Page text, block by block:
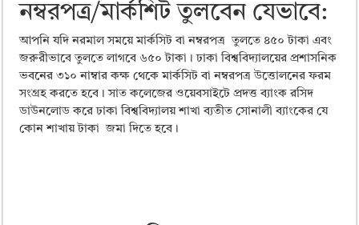
নম্বরপত্র/মার্কশিট তুলবেন যেভাবে:
আপনি যদি নরমাল সময়ে মার্কসিট বা নম্বরপত্র তুলতে ৪৫০ টাকা এবং
জরুরীভাবে তুলতে লাগবে ৬৫০ টাকা। ঢাকা বিশ্ববিদ্যালয়ের প্রশাসনিক
ভবনের ৩১০ নাম্বার কক্ষ থেকে মার্কসিট বা নম্বরপত্র উত্তোলনের ফরম
সংগ্রহ করতে হবে। সাত কলেজের ওয়েবসাইটে প্রদত্ত ব্যাংক রসিদ
ডাউনলোড করে ঢাকা বিশ্ববিদ্যালয় শাখা ব্যতীত সোনালী ব্যাংকের যে
কোন শাখায় টাকা জমা দিতে হবে।